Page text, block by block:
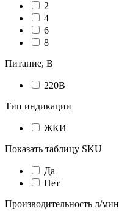
2
4
6
8
Питание, В
220В
Тип индикации
ЖКИ
Показать таблицу SKU
Да
Нет
Производительность л/мин